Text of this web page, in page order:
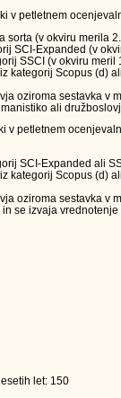
v petletnem
sorta (v okviru merila
SCI-Expanded (v
SSCI (v okviru meril
kategorij Scopus (d)
oziroma sestavka v
ali
v petletnem
SCI-Expanded ali
kategorij Scopus (d)
oziroma sestavka v
se izvaja
let: 150